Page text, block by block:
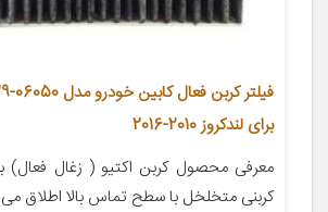
برای لندکروز 2010-2016
معرفی محصول کربن اکتیو ( زغال فعال)
کربنی متخلخل با سطح تماس بالا اطلاق